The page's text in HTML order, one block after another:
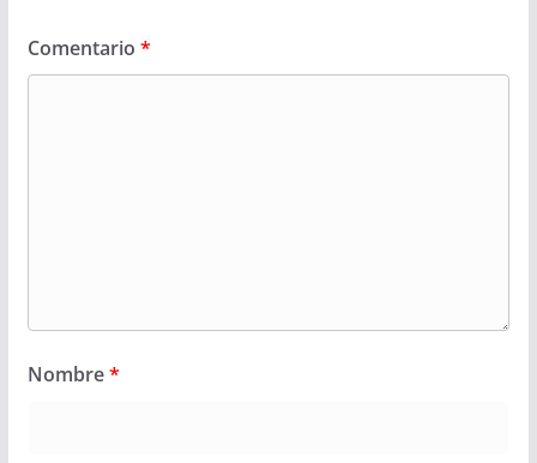
Comentario *
Nombre*